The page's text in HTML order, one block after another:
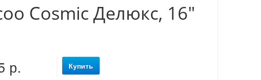
Cosmic Делюкс, 16"
р. Купить